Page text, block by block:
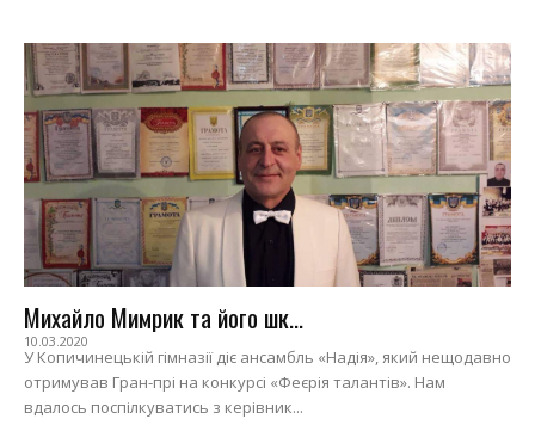
Михайло Мимрик та його шк...
10.03.2020
У Копичинецькій гімназії діє ансамбль «Надія», який нещодавно
отримував Гран-прі на конкурсі «Феєрія талантів». Нам
вдалось поспілкуватись з керівник...